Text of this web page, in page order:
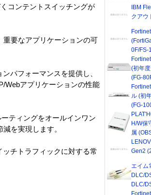
コンテントスイッチングが
要なアプリケーションの可
パフォーマンスを提供し、
Webアプリケーションの性能
ティングをオールインワン
を実現します。
チトラフィックに対する常
IBM
クアウ
0F/FS-
(初年
(FG-
ル (初
(FG-
H/W保
属
Gen2
エイム
DLC/
DLC/